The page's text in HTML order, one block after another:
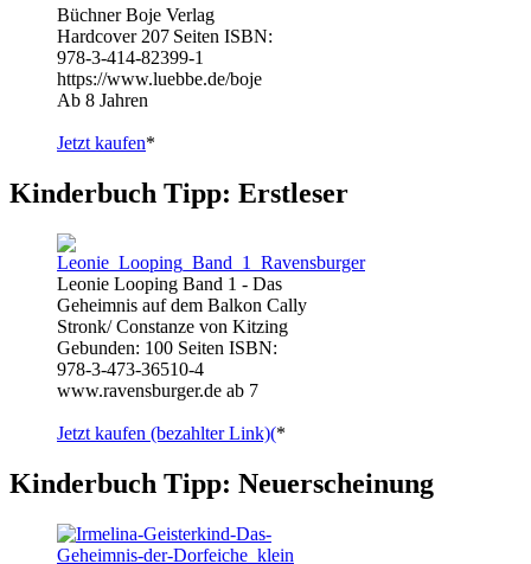
Büchner Boje Verlag
Hardcover 207 Seiten ISBN:
978-3-414-82399-1
https://www.luebbe.de/boje
Ab 8 Jahren
Jetzt kaufen*
Kinderbuch Tipp: Erstleser
Leonie Looping Band 1 - Das
Geheimnis auf dem Balkon Cally
Stronk/ Constanze von Kitzing
Gebunden: 100 Seiten ISBN:
978-3-473-36510-4
www.ravensburger.de ab 7
Jetzt kaufen (bezahlter Link)(*
Kinderbuch Tipp: Neuerscheinung